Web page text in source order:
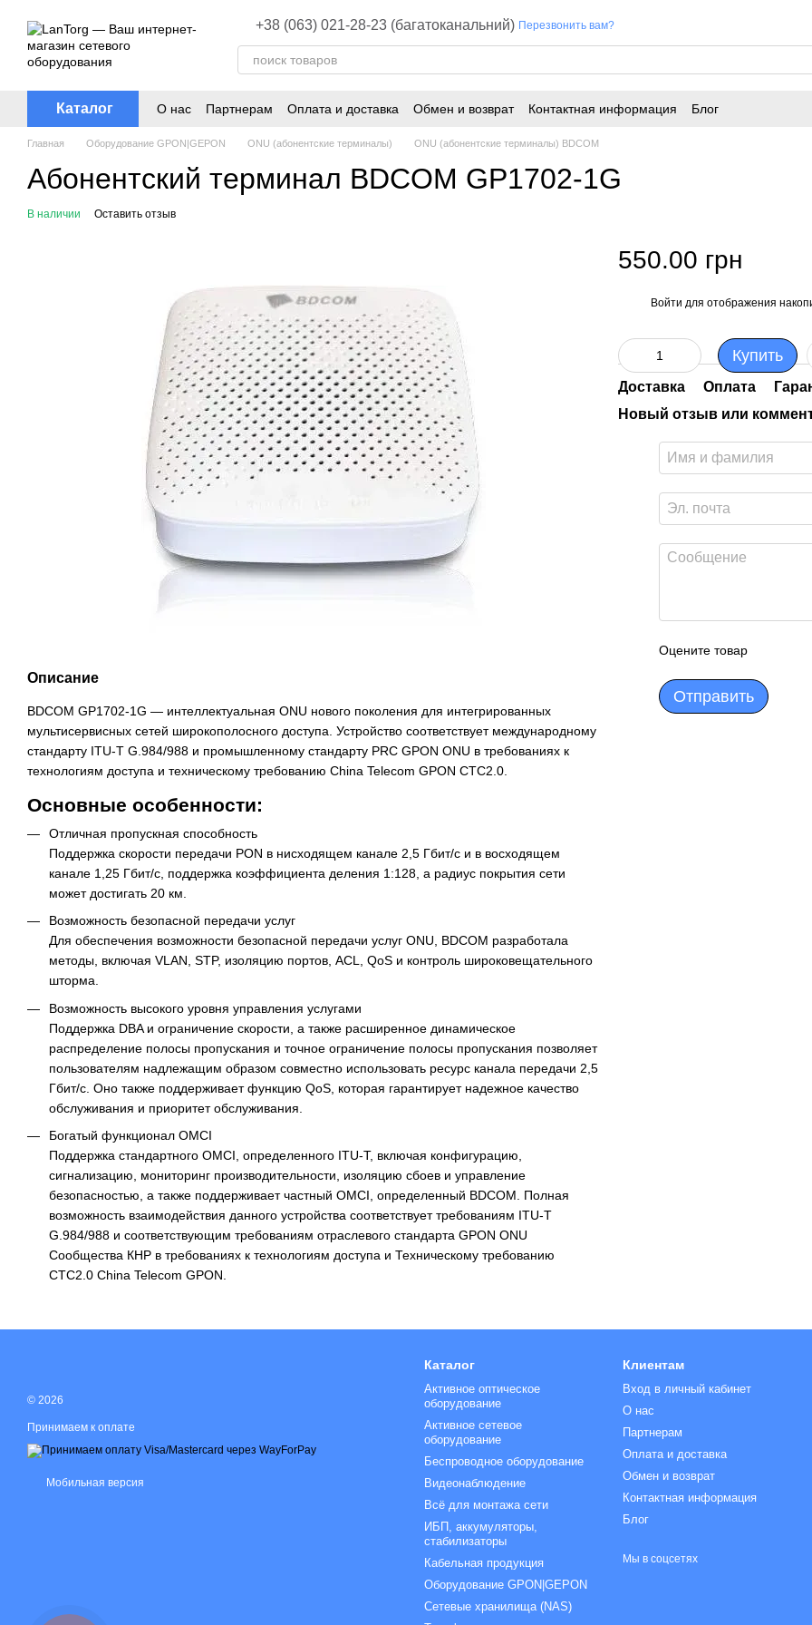
+38 (063) 021-28-23 (багатоканальний) Перезвонить вам?
Каталог О нас Партнерам Оплата и доставка Обмен и возврат Контактная информация Блог
Главная Оборудование GPON|GEPON ONU (абонентские терминалы) ONU (абонентские терминалы) BDCOM
Абонентский терминал BDCOM GP1702-1G
В наличии Оставить отзыв
Описание
BDCOM GP1702-1G — интеллектуальная ONU нового поколения для интегрированных
мультисервисных сетей широкополосного доступа. Устройство соответствует международному
стандарту ITU-T G.984/988 и промышленному стандарту PRC GPON ONU в требованиях к
технологиям доступа и техническому требованию China Telecom GPON CTC2.0.
Основные особенности:
Отличная пропускная способность
Поддержка скорости передачи PON в нисходящем канале 2,5 Гбит/с и в восходящем
канале 1,25 Гбит/с, поддержка коэффициента деления 1:128, а радиус покрытия сети
может достигать 20 км.
Возможность безопасной передачи услуг
Для обеспечения возможности безопасной передачи услуг ONU, BDCOM разработала
методы, включая VLAN, STP, изоляцию портов, ACL, QoS и контроль широковещательного
шторма.
Возможность высокого уровня управления услугами
Поддержка DBA и ограничение скорости, а также расширенное динамическое
распределение полосы пропускания и точное ограничение полосы пропускания позволяет
пользователям надлежащим образом совместно использовать ресурс канала передачи 2,5
Гбит/с. Оно также поддерживает функцию QoS, которая гарантирует надежное качество
обслуживания и приоритет обслуживания.
Богатый функционал OMCI
Поддержка стандартного OMCI, определенного ITU-T, включая конфигурацию,
сигнализацию, мониторинг производительности, изоляцию сбоев и управление
безопасностью, а также поддерживает частный OMCI, определенный BDCOM. Полная
возможность взаимодействия данного устройства соответствует требованиям ITU-T
G.984/988 и соответствующим требованиям отраслевого стандарта GPON ONU
Сообщества КНР в требованиях к технологиям доступа и Техническому требованию
CTC2.0 China Telecom GPON.
550.00 грн
Войти для отображения
Купить
Доставка Оплата
Новый отзыв или
Оцените товар
Отправить
© 2026
Принимаем к оплате
Мобильная версия
Каталог
Активное оптическое
оборудование
Активное сетевое
оборудование
Беспроводное оборудование
Видеонаблюдение
Всё для монтажа сети
ИБП, аккумуляторы,
стабилизаторы
Кабельная продукция
Оборудование GPON|GEPON
Сетевые хранилища (NAS)
Клиентам
Вход в личный кабинет
О нас
Партнерам
Оплата и доставка
Обмен и возврат
Контактная информация
Блог
Мы в соцсетях